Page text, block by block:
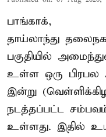
பாங்காக்,
தாய்லாந்து
பகுதியில்
உள்ள ஒரு பிரபல
இன்று
நடத்தப்பட்ட
உள்ளது. இதில்